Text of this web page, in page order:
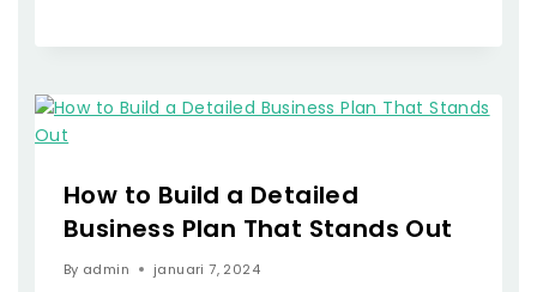
How to Build a Detailed
Business Plan That Stands Out
By admin januari 7, 2024